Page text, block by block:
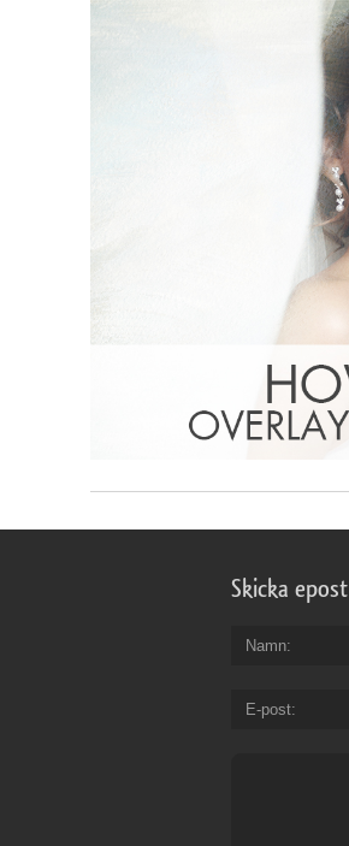
Skicka epost
Namn
E-post